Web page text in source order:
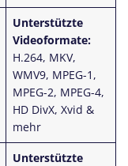
Unterstützte
Videoformate:
H.264, MKV,
WMV9, MPEG-1,
MPEG-2, MPEG-4,
HD DivX, Xvid &
mehr
Unterstützte